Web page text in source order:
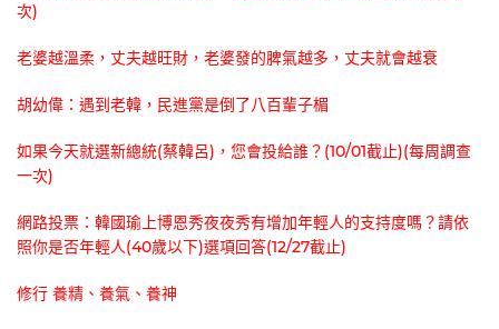
次)
老婆越溫柔，丈夫越旺財，老婆發的脾氣越多，丈夫就會越衰
胡幼偉：遇到老韓，民進黨是倒了八百輩子楣
如果今天就選新總統(蔡韓呂)，您會投給誰？(10/01截止)(每周調查
一次)
網路投票：韓國瑜上博恩秀夜夜秀有增加年輕人的支持度嗎？請依
照你是否年輕人(40歲以下)選項回答(12/27截止)
修行 養精、養氣、養神